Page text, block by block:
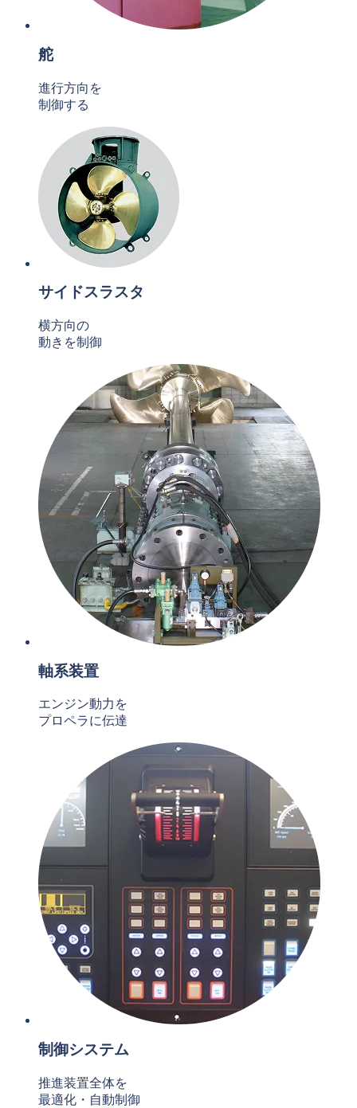
舵
進行方向を
制御する
サイドスラスタ
横方向の
動きを制御
軸系装置
エンジン動力を
プロペラに伝達
制御システム
推進装置全体を
最適化・自動制御